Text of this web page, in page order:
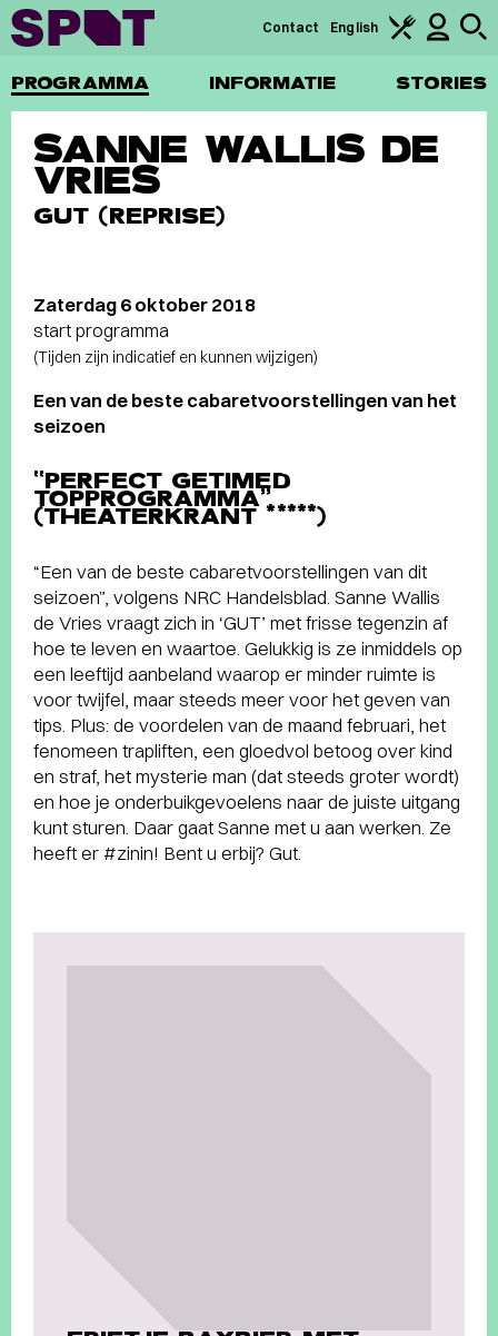
PROGRAMMA INFORMATIE STORIES
Contact English
SANNE WALLIS DE
VRIES
GUT (REPRISE)
Zaterdag 6 oktober 2018
start programma
(Tijden zijn indicatief en kunnen wijzigen)
Een van de beste cabaretvoorstellingen van het
seizoen
“PERFECT GETIMED
TOPPROGRAMMA”
(THEATERKRANT *****)
“Een van de beste cabaretvoorstellingen van dit
seizoen”, volgens NRC Handelsblad. Sanne Wallis
de Vries vraagt zich in ‘GUT’ met frisse tegenzin af
hoe te leven en waartoe. Gelukkig is ze inmiddels op
een leeftijd aanbeland waarop er minder ruimte is
voor twijfel, maar steeds meer voor het geven van
tips. Plus: de voordelen van de maand februari, het
fenomeen trapliften, een gloedvol betoog over kind
en straf, het mysterie man (dat steeds groter wordt)
en hoe je onderbuikgevoelens naar de juiste uitgang
kunt sturen. Daar gaat Sanne met u aan werken. Ze
heeft er #zinin! Bent u erbij? Gut.